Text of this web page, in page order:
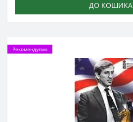
ДО КОШИКА
Рекомендуємо